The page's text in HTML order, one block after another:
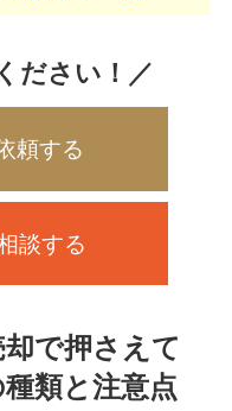
ださい！／
頼する
談する
で押さえて
類と注意点